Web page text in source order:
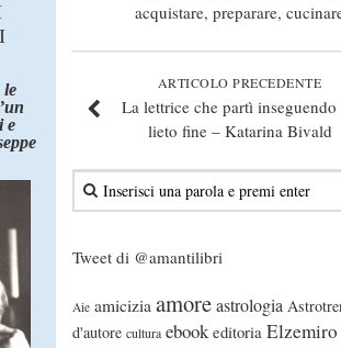
acquistare, preparare,
ARTICOLO PRECEDENTE
La lettrice che partì inseguendo
lieto fine – Katarina Bivald
Tweet di @amantilibri
Aie amicizia amoreastrologia
d'autore cultura ebook editoria Elzemiro
le
e